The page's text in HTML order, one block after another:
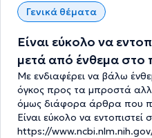
Γενικά θέματα
Είναι εύκολο να
μετά από ένθεμα στο
Με ενδιαφέρει να βάλω
όγκος προς τα μπροστά
όμως διάφορα άρθρα που
Είναι εύκολο να
https://